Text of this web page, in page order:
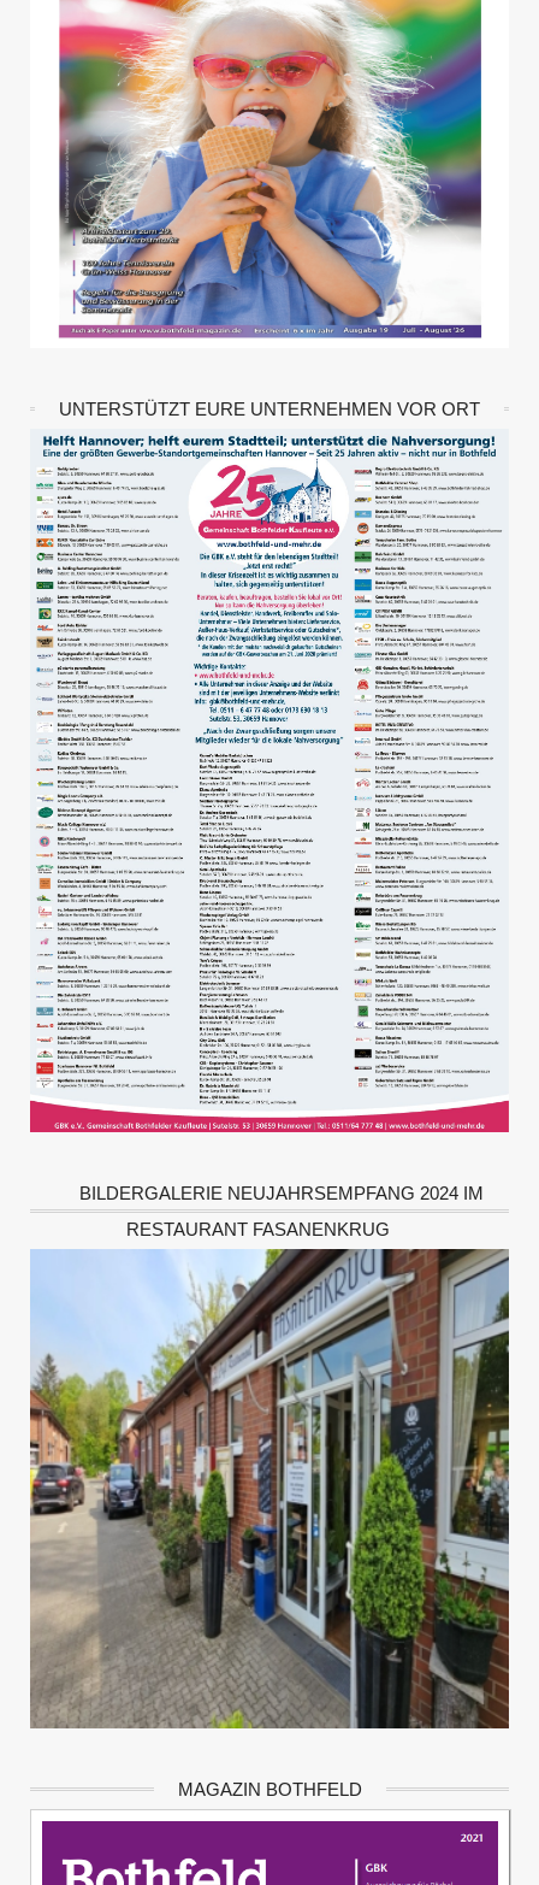
UNTERSTÜTZT EURE UNTERNEHMEN VOR ORT
BILDERGALERIE NEUJAHRSEMPFANG 2024 IM
RESTAURANT FASANENKRUG
MAGAZIN BOTHFELD